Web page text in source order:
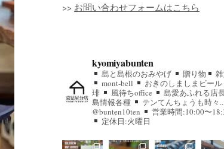
>> お問い合わせフォームはこちら
kyomiyabunten
島と島根のおみやげ 贈り物
mont-bell
おきのしましまビール
琲
風待ちoffice
島愛あふれる店
島情報各種
テンてんちょうも時々
@bunten10ten
営業時間:10:00〜
定休日:火曜日